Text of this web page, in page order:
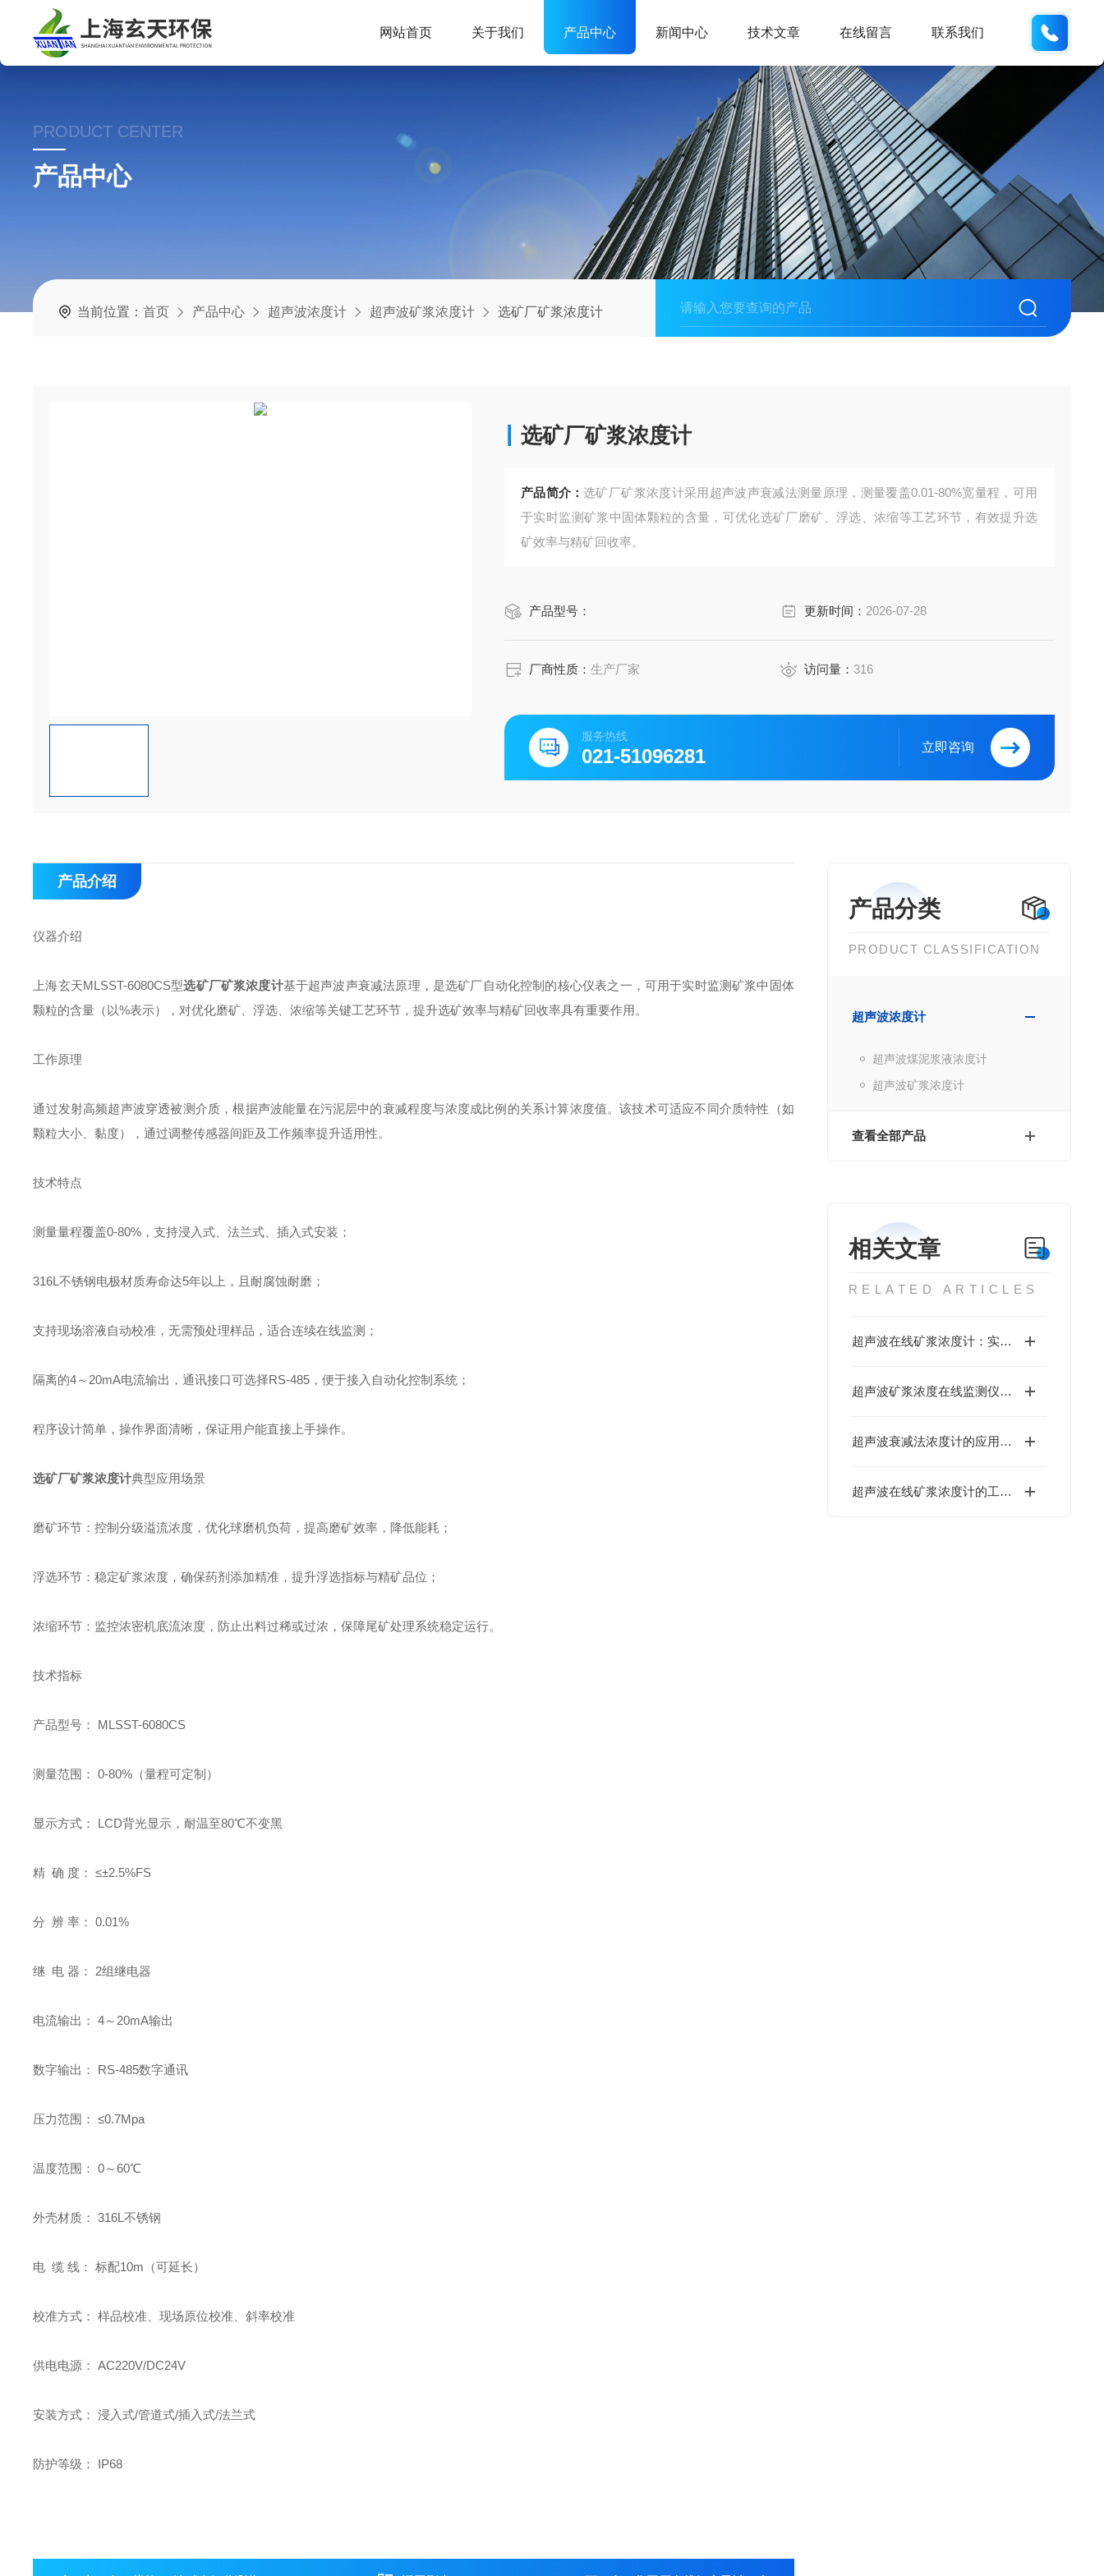
网站首页 关于我们 产品中心 新闻中心 技术文章 在线留言 联系我们
PRODUCT CENTER
产品中心
当前位置：首页 产品中心 超声波浓度计 超声波矿浆浓度计 选矿厂矿浆浓度计
选矿厂矿浆浓度计
产品简介：选矿厂矿浆浓度计采用超声波声衰减法测量原理，测量覆盖0.01-80%宽量程，可用
于实时监测矿浆中固体颗粒的含量，可优化选矿厂磨矿、浮选、浓缩等工艺环节，有效提升选
矿效率与精矿回收率。
产品型号： 更新时间： 2026-07-28
厂商性质：生产厂家 访问量： 316
服务热线
021-51096281 立即咨询
产品分类
PRODUCT CLASSIFICATION
超声波浓度计
超声波煤泥浆液浓度计
超声波矿浆浓度计
查看全部产品
相关文章
RELATED ARTICLES
超声波在线矿浆浓度计：实时监测赋能选矿浮选提质降耗
超声波矿浆浓度在线监测仪典型应用场景与价值说明
超声波衰减法浓度计的应用领域及其场景介绍
超声波在线矿浆浓度计的工作原理介绍
产品介绍
仪器介绍
上海玄天MLSST-6080CS型选矿厂矿浆浓度计基于超声波声衰减法原理，是选矿厂自动化控制的核心仪表之一，可用于实时监测矿浆中固体
颗粒的含量（以%表示），对优化磨矿、浮选、浓缩等关键工艺环节，提升选矿效率与精矿回收率具有重要作用。
工作原理
通过发射高频超声波穿透被测介质，根据声波能量在污泥层中的衰减程度与浓度成比例的关系计算浓度值。该技术可适应不同介质特性（如
颗粒大小、黏度），通过调整传感器间距及工作频率提升适用性。
技术特点
测量量程覆盖0-80%，支持浸入式、法兰式、插入式安装；
316L不锈钢电极材质寿命达5年以上，且耐腐蚀耐磨；
支持现场溶液自动校准，无需预处理样品，适合连续在线监测；
隔离的4～20mA电流输出，通讯接口可选择RS-485，便于接入自动化控制系统；
程序设计简单，操作界面清晰，保证用户能直接上手操作。
选矿厂矿浆浓度计典型应用场景
磨矿环节：控制分级溢流浓度，优化球磨机负荷，提高磨矿效率，降低能耗；
浮选环节：稳定矿浆浓度，确保药剂添加精准，提升浮选指标与精矿品位；
浓缩环节：监控浓密机底流浓度，防止出料过稀或过浓，保障尾矿处理系统稳定运行。
技术指标
产品型号： MLSST-6080CS
测量范围： 0-80%（量程可定制）
显示方式： LCD背光显示，耐温至80℃不变黑
精 确 度： ≤±2.5%FS
分 辨 率： 0.01%
继 电 器： 2组继电器
电流输出： 4～20mA输出
数字输出： RS-485数字通讯
压力范围： ≤0.7Mpa
温度范围： 0～60℃
外壳材质： 316L不锈钢
电 缆 线： 标配10m（可延长）
校准方式： 样品校准、现场原位校准、斜率校准
供电电源： AC220V/DC24V
安装方式： 浸入式/管道式/插入式/法兰式
防护等级： IP68